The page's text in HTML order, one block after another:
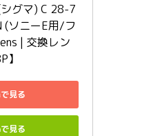
シグマ) C 28-7
(ソニーE用/フ
| 交換レン
見る
見る